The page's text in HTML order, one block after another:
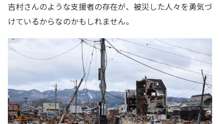
吉村さんのような支援者の存在が、被災した人々を勇気づ
けているからなのかもしれません。